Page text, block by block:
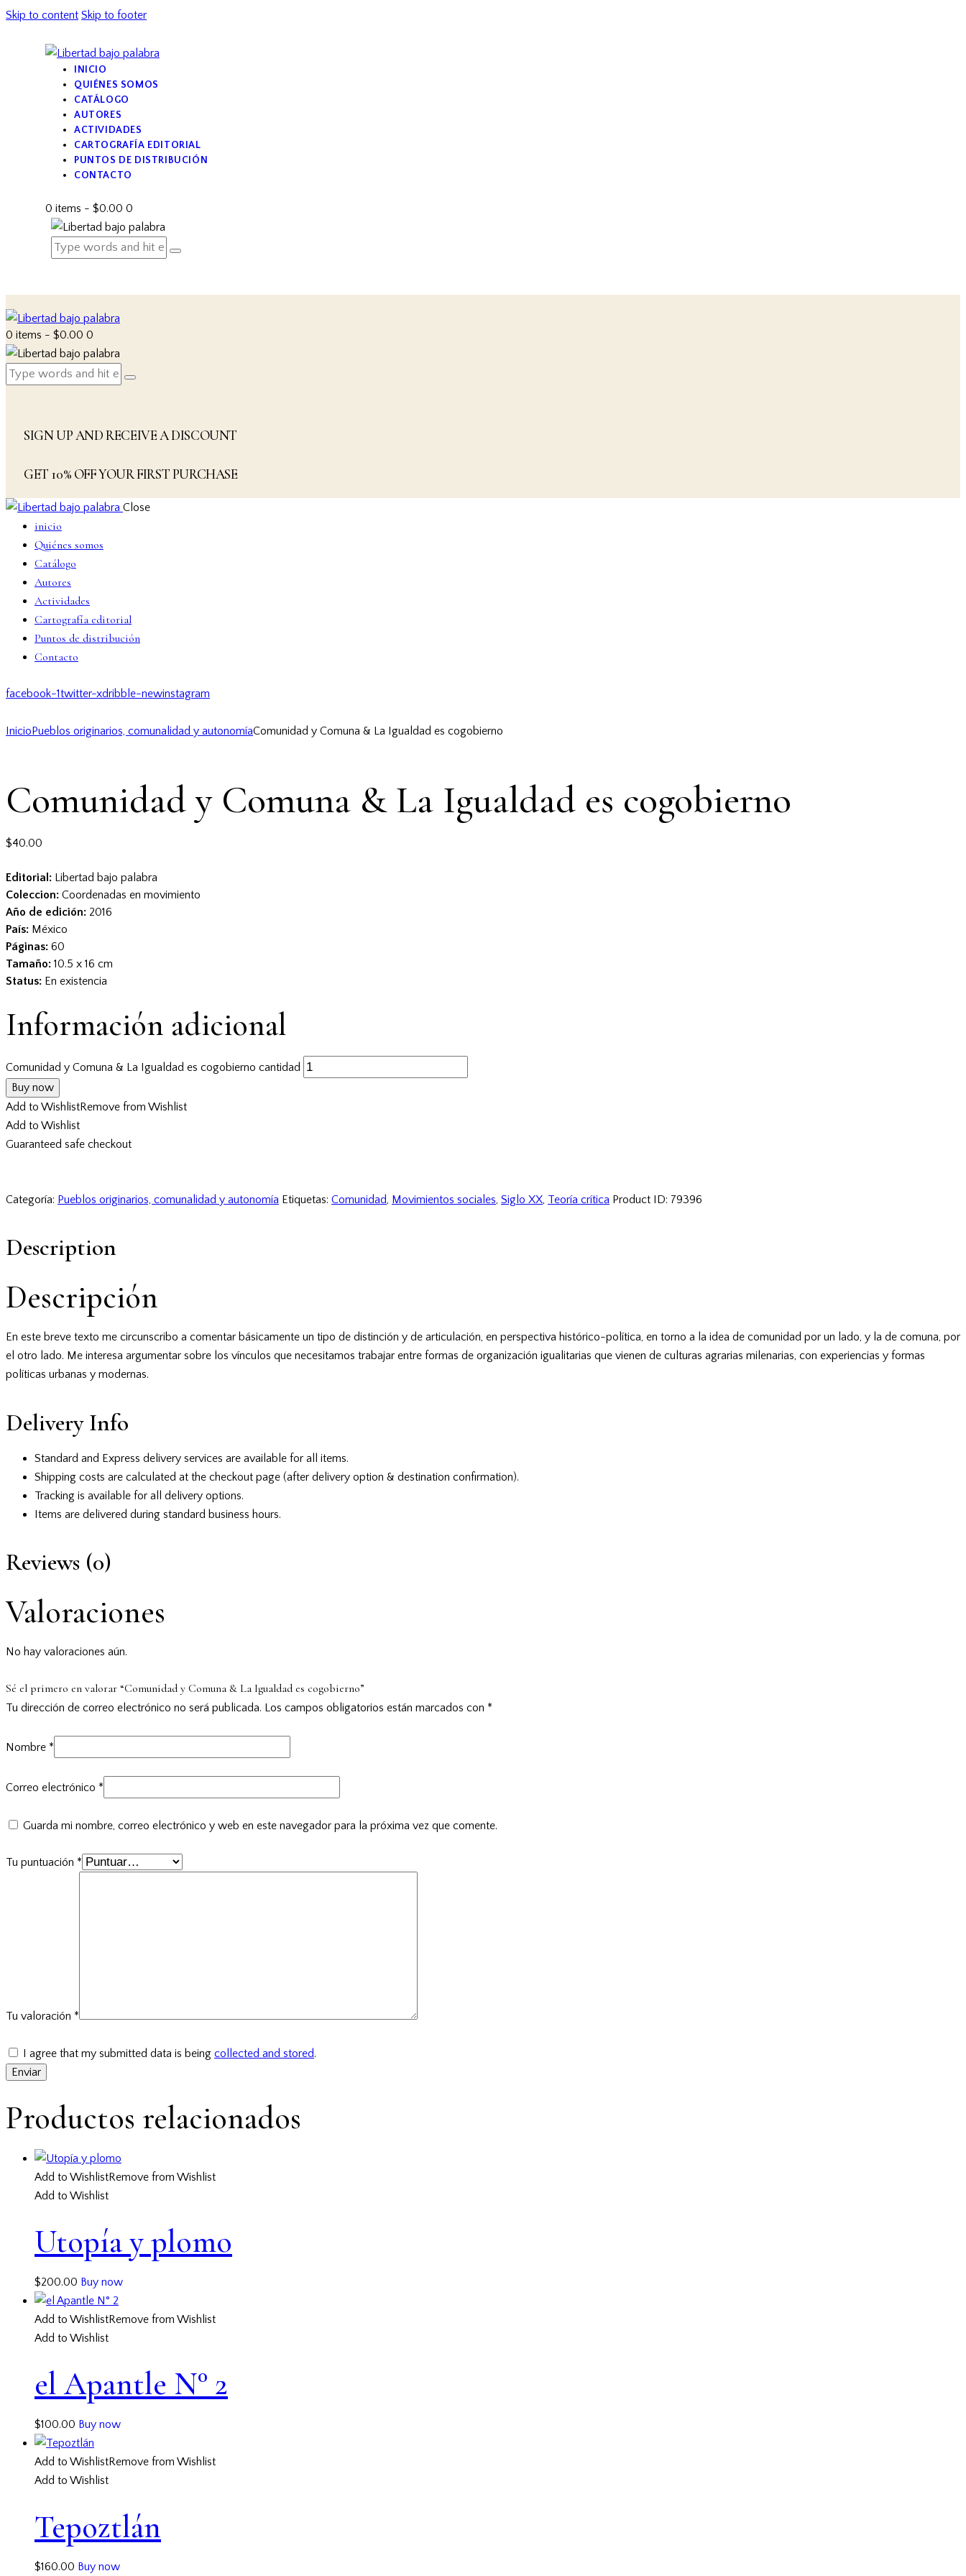
Skip to content Skip to footer
INICIO
QUIÉNES SOMOS
CATÁLOGO
AUTORES
ACTIVIDADES
CARTOGRAFÍA EDITORIAL
PUNTOS DE DISTRIBUCIÓN
CONTACTO
0 items - $0.00 0
0 items - $0.00 0
SIGN UP AND RECEIVE A DISCOUNT
GET 10% OFF YOUR FIRST PURCHASE
Close
inicio
Quiénes somos
Catálogo
Autores
Actividades
Cartografía editorial
Puntos de distribución
Contacto
facebook-1twitter-xdribble-newinstagram
InicioPueblos originarios, comunalidad y autonomíaComunidad y Comuna & La Igualdad es cogobierno
Comunidad y Comuna & La Igualdad es cogobierno
$40.00
Editorial: Libertad bajo palabra
Coleccion: Coordenadas en movimiento
Año de edición: 2016
País: México
Páginas: 60
Tamaño: 10.5 x 16 cm
Status: En existencia
Información adicional
Comunidad y Comuna & La Igualdad es cogobierno cantidad
Buy now
Add to WishlistRemove from Wishlist
Add to Wishlist
Guaranteed safe checkout
Categoría: Pueblos originarios, comunalidad y autonomía Etiquetas: Comunidad, Movimientos sociales, Siglo XX, Teoría crítica Product ID: 79396
Description
Descripción
En este breve texto me circunscribo a comentar básicamente un tipo de distinción y de articulación, en perspectiva histórico-política, en torno a la idea de comunidad por un lado, y la de comuna, por
el otro lado. Me interesa argumentar sobre los vínculos que necesitamos trabajar entre formas de organización igualitarias que vienen de culturas agrarias milenarias, con experiencias y formas
políticas urbanas y modernas.
Delivery Info
Standard and Express delivery services are available for all items.
Shipping costs are calculated at the checkout page (after delivery option & destination confirmation).
Tracking is available for all delivery options.
Items are delivered during standard business hours.
Reviews (0)
Valoraciones
No hay valoraciones aún.
Sé el primero en valorar “Comunidad y Comuna & La Igualdad es cogobierno”
Tu dirección de correo electrónico no será publicada. Los campos obligatorios están marcados con *
Nombre *
Correo electrónico *
Guarda mi nombre, correo electrónico y web en este navegador para la próxima vez que comente.
Tu puntuación *
Tu valoración *
I agree that my submitted data is being collected and stored.
Productos relacionados
Add to WishlistRemove from Wishlist
Add to Wishlist
Utopía y plomo
$200.00 Buy now
Add to WishlistRemove from Wishlist
Add to Wishlist
el Apantle N° 2
$100.00 Buy now
Add to WishlistRemove from Wishlist
Add to Wishlist
Tepoztlán
$160.00 Buy now